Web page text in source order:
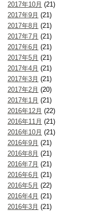
2017年10月 (21)
2017年9月 (21)
2017年8月 (21)
2017年7月 (21)
2017年6月 (21)
2017年5月 (21)
2017年4月 (21)
2017年3月 (21)
2017年2月 (20)
2017年1月 (21)
2016年12月 (22)
2016年11月 (21)
2016年10月 (21)
2016年9月 (21)
2016年8月 (21)
2016年7月 (21)
2016年6月 (21)
2016年5月 (22)
2016年4月 (21)
2016年3月 (21)